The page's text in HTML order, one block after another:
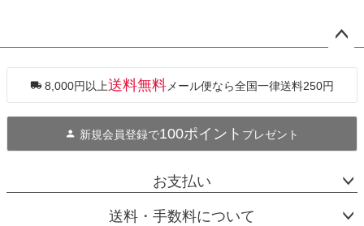
ジト
へ
8,000円以上送料無料メール便なら全国一律送料250円
新規会員登録で100ポイント プレゼント
お支払い
送料・手数料について